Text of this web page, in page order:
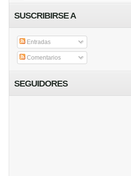
SUSCRIBIRSE A
Entradas
Comentarios
SEGUIDORES